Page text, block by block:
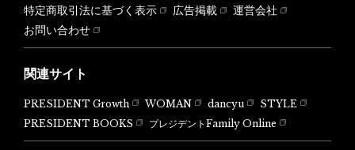
特定商取引法に基づく表示
広告掲載
運営会社
お問い合わせ
関連サイト
PRESIDENT Growth WOMAN dancyu
STYLE
PRESIDENT BOOKS
プレジデントFamily Online